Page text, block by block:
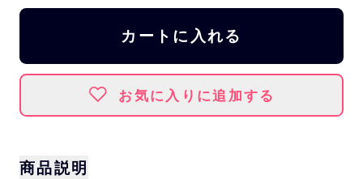
カートに入れる
お気に入りに追加する
商品説明